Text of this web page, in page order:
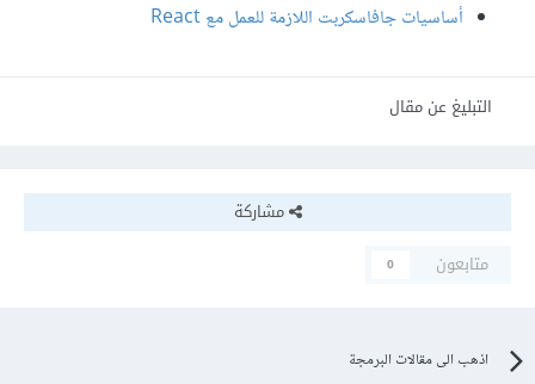
أساسيات جافاسكربت اللازمة للعمل مع React
التبليغ عن مقال
مشاركة
متابعون
0
اذهب الى مقالات البرمجة